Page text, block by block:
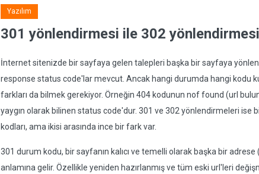
Yazılım
301 yönlendirmesi ile 302
İnternet sitenizde bir sayfaya gelen talepleri başka bir sayfaya
response status code'lar mevcut. Ancak hangi durumda hangi kodu
farkları da bilmek gerekiyor. Örneğin 404 kodunun nof found (url
yaygın olarak bilinen status code'dur. 301 ve 302 yönlendirmeleri ise
kodları, ama ikisi arasında ince bir fark var.
301 durum kodu, bir sayfanın kalıcı ve temelli olarak başka bir
anlamına gelir. Özellikle yeniden hazırlanmış ve tüm eski url'leri